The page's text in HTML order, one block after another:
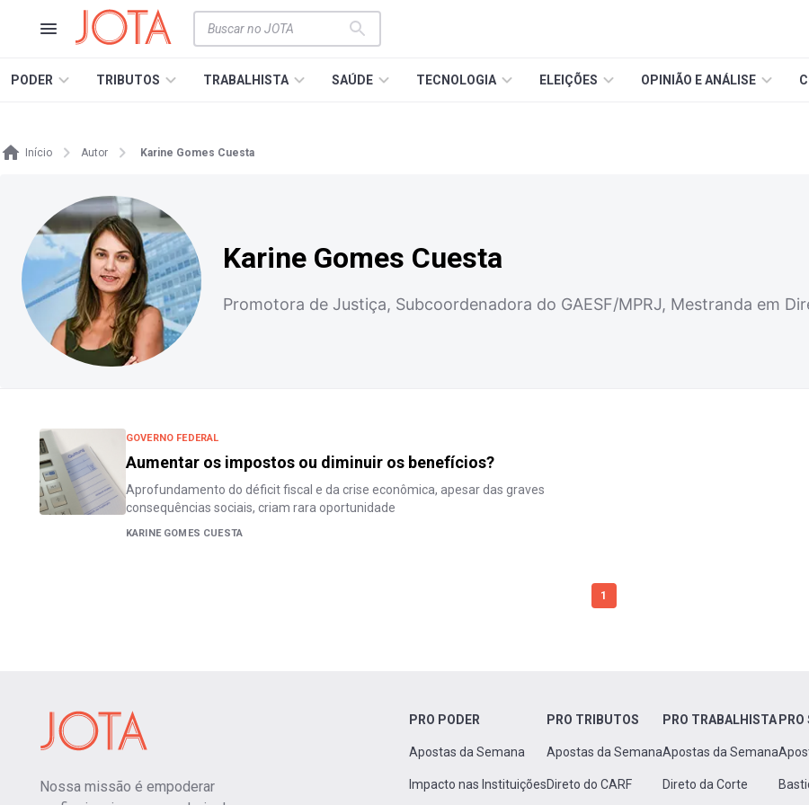
PODER TRIBUTOS TRABALHISTA SAÚDE TECNOLOGIA ELEIÇÕES OPINIÃO E ANÁLISE
Início Autor Karine Gomes Cuesta
Karine Gomes Cuesta
Promotora de Justiça, Subcoordenadora do GAESF/MPRJ, Mestranda em
GOVERNO FEDERAL
Aumentar os impostos ou diminuir os benefícios?
Aprofundamento do déficit fiscal e da crise econômica, apesar das graves
consequências sociais, criam rara oportunidade
KARINE GOMES CUESTA
1
Nossa missão é empoderar
PRO PODER
Apostas da Semana
Impacto nas Instituições
PRO TRIBUTOS
Apostas da Semana
Direto do CARF
PRO TRABALHISTA
Apostas da Semana
Direto da Corte
PRO